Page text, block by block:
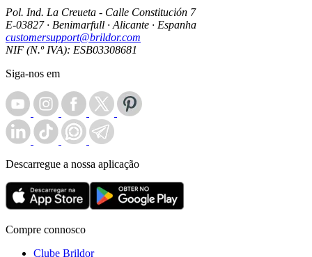
Pol. Ind. La Creueta - Calle Constitución 7
E-03827 · Benimarfull · Alicante · Espanha
customersupport@brildor.com
NIF (N.º IVA): ESB03308681
Siga-nos em
Descarregue a nossa aplicação
Compre connosco
Clube Brildor